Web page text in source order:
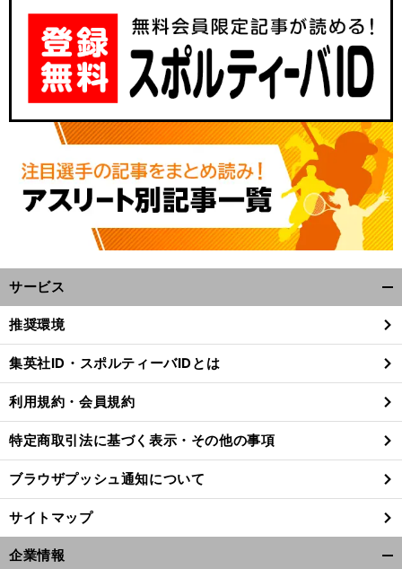
サービス
閉
る
推奨環境
集英社ID・スポルティーバIDとは
利用規約・会員規約
特定商取引法に基づく表示・その他の事項
ブラウザプッシュ通知について
サイトマップ
企業情報